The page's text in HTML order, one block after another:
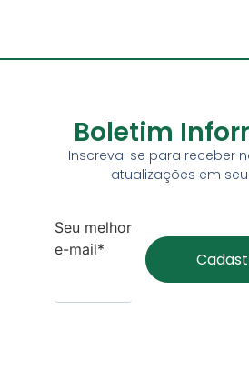
Boletim
Inscreva-se para receber
atualizações em
Seu melhor
e-mail*